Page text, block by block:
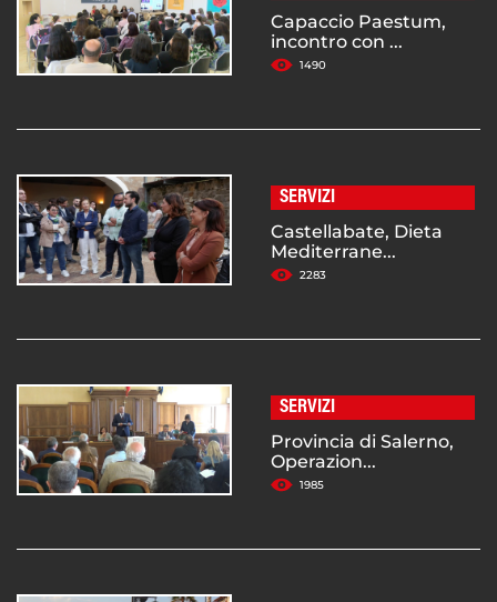
Capaccio Paestum,
incontro con ...
1490
SERVIZI
Castellabate, Dieta
Mediterrane...
2283
SERVIZI
Provincia di Salerno,
Operazion...
1985